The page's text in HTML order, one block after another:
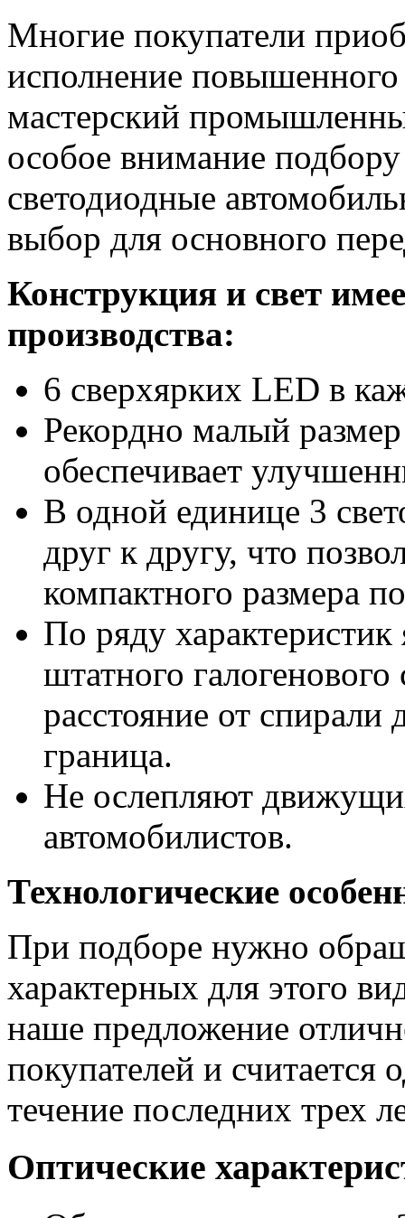
Многие покупатели
исполнение повышенного
мастерский
особое внимание
светодиодные
выбор для основного
Конструкция и свет
производства:
6 сверхярких LED в
Рекордно малый
обеспечивает
В одной единице 3
друг к другу, что
компактного размера
По ряду
штатного
расстояние от спирали
граница.
Не ослепляют
автомобилистов.
Технологические
При подборе нужно
характерных для этого
наше предложение
покупателей и
течение последних трех
Оптические